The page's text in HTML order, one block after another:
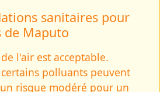
sanitaires pour
de Maputo
l'air est acceptable.
polluants peuvent
risque modéré pour un